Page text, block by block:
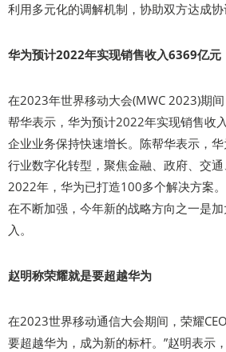
利用多元化的调解机制，协助双方达成协
华为预计2022年实现销售收入6369亿元
在2023年世界移动大会(MWC 2023)期
帮华表示，华为预计2022年实现销售收
企业业务保持快速增长。陈帮华表示，
行业数字化转型，聚焦金融、政府、交
2022年，华为已打造100多个解决方案
在不断加强，今年新的战略方向之一是
入。
赵明称荣耀就是要超越华为
在2023世界移动通信大会期间，荣耀
要超越华为，成为新的标杆。”赵明表示